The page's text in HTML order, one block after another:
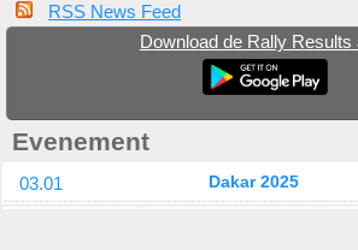
RSS News Feed
Download de Rally Results
Evenement
03.01 Dakar 2025